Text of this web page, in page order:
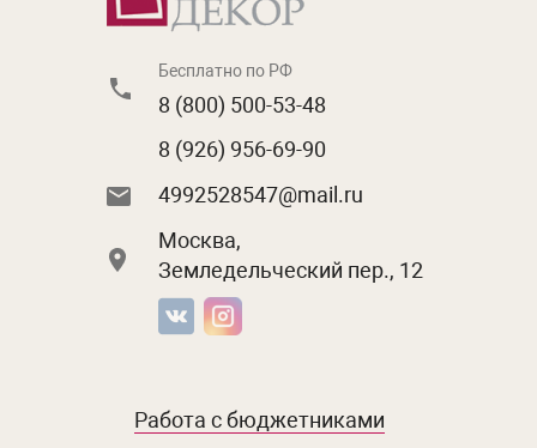
Бесплатно по РФ
8 (800) 500-53-48
8 (926) 956-69-90
4992528547@mail.ru
Москва,
Земледельческий пер., 12
Работа с бюджетниками